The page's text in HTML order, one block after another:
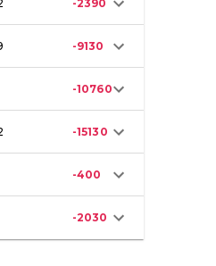
-2390
-9130
-10760
-15130
-400
-2030